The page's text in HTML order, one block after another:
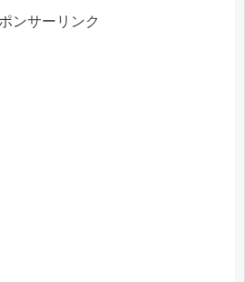
ンサーリンク